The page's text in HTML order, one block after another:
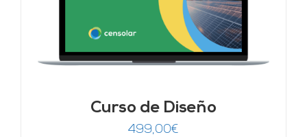
Curso de Diseño
499,00€